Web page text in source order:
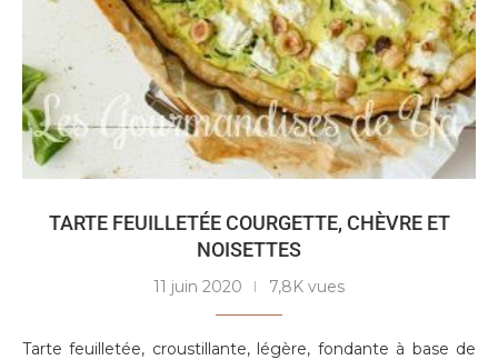
TARTE FEUILLETÉE COURGETTE, CHÈVRE ET
NOISETTES
11 juin 2020 7,8K vues
Tarte feuilletée, croustillante, légère, fondante à base de